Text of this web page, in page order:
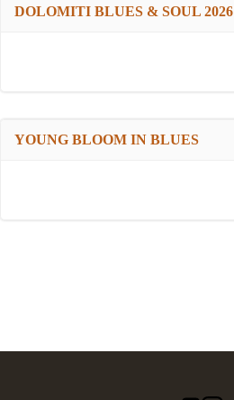
DOLOMITI BLUES & SOUL 2026
YOUNG BLOOM IN BLUES